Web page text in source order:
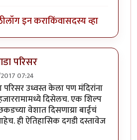
लॉग इन कराकिंवासदस्य व्हा
परिसर
07:24
परिसर उध्वस्त केला पण मंदिरांना
दिसेलच. एक शिल्प
वेशात दिसणाय्रा बाईचं
ही ऐतिहासिक दगडी दस्तावेज